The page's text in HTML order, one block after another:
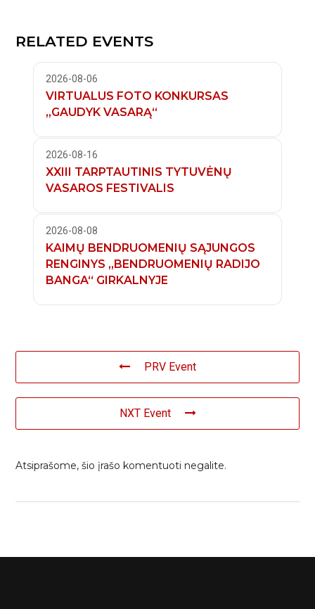
RELATED EVENTS
2026-08-06
VIRTUALUS FOTO KONKURSAS
„GAUDYK VASARĄ“
2026-08-16
XXIII TARPTAUTINIS TYTUVĖNŲ
VASAROS FESTIVALIS
2026-08-08
KAIMŲ BENDRUOMENIŲ SĄJUNGOS
RENGINYS „BENDRUOMENIŲ RADIJO
BANGA“ GIRKALNYJE
PRV Event
NXT Event
Atsiprašome, šio įrašo komentuoti negalite.